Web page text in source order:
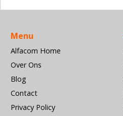
Menu
Alfacom Home
Over Ons
Blog
Contact
Privacy Policy